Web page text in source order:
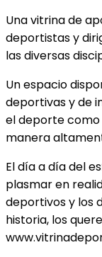
Una vitrina de
deportistas y
las diversas
Un espacio
deportivas y de
el deporte como
manera
El día a día del
plasmar en
deportivos y los
historia, los